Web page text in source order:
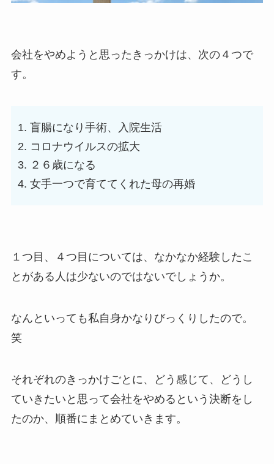
会社をやめようと思ったきっかけは、次の４つで
す。
盲腸になり手術、入院生活
コロナウイルスの拡大
２６歳になる
女手一つで育ててくれた母の再婚
１つ目、４つ目については、なかなか経験したこ
とがある人は少ないのではないでしょうか。
なんといっても私自身かなりびっくりしたので。
笑
それぞれのきっかけごとに、どう感じて、どうし
ていきたいと思って会社をやめるという決断をし
たのか、順番にまとめていきます。